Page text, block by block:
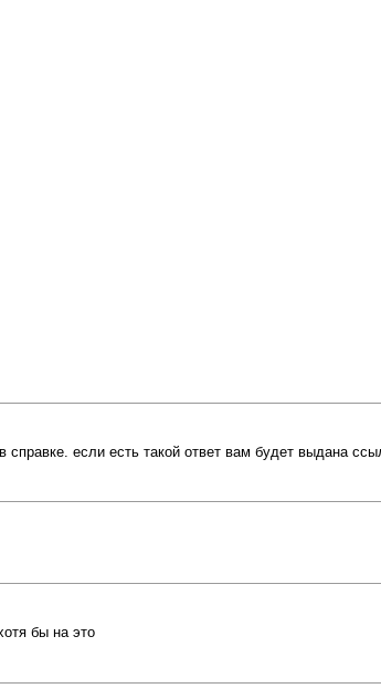
если есть такой ответ вам будет выдана
бы на это